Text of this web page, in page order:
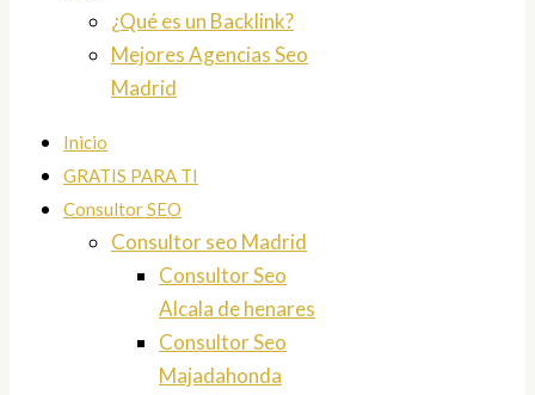
¿Qué es un Backlink?
Mejores Agencias Seo
Madrid
Inicio
GRATIS PARA TI
Consultor SEO
Consultor seo Madrid
Consultor Seo
Alcala de henares
Consultor Seo
Majadahonda